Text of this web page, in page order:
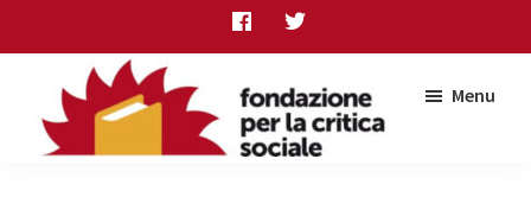
to
content
to
primary
sidebar
to
Menu